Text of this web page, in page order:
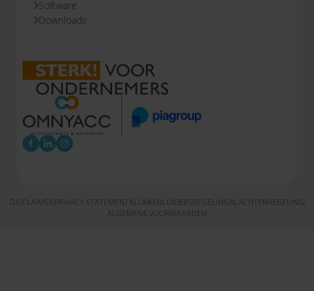
Software
Downloads
DISCLAIMER PRIVACY STATEMENT KLOKKENLUIDERSREGELING KLACHTENREGELING
ALGEMENE VOORWAARDEN